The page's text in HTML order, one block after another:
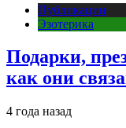
Публикации
Эзотерика
Подарки,
как они
4 года назад